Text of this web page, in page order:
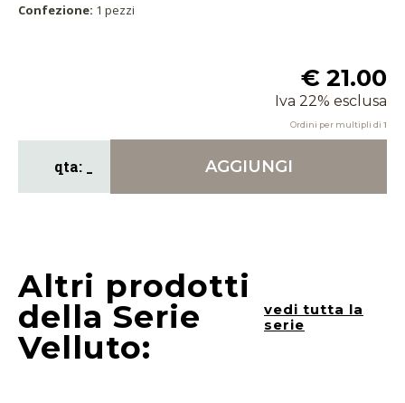
Confezione: 1 pezzi
€ 21.00
Iva 22% esclusa
Ordini per multipli di 1
AGGIUNGI
Altri prodotti
della Serie
Velluto:
vedi tutta la
serie